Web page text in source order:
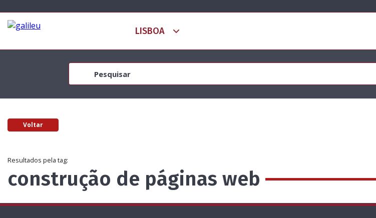
Voltar
Resultados pela tag:
construção de páginas web